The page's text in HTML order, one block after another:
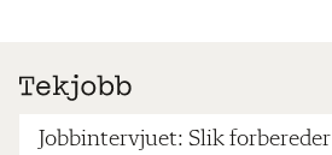
Jobbintervjuet: Slik forbereder